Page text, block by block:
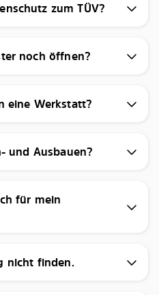
zum TÜV?
noch öffnen?
eine Werkstatt?
und Ausbauen?
für mein
nicht finden.